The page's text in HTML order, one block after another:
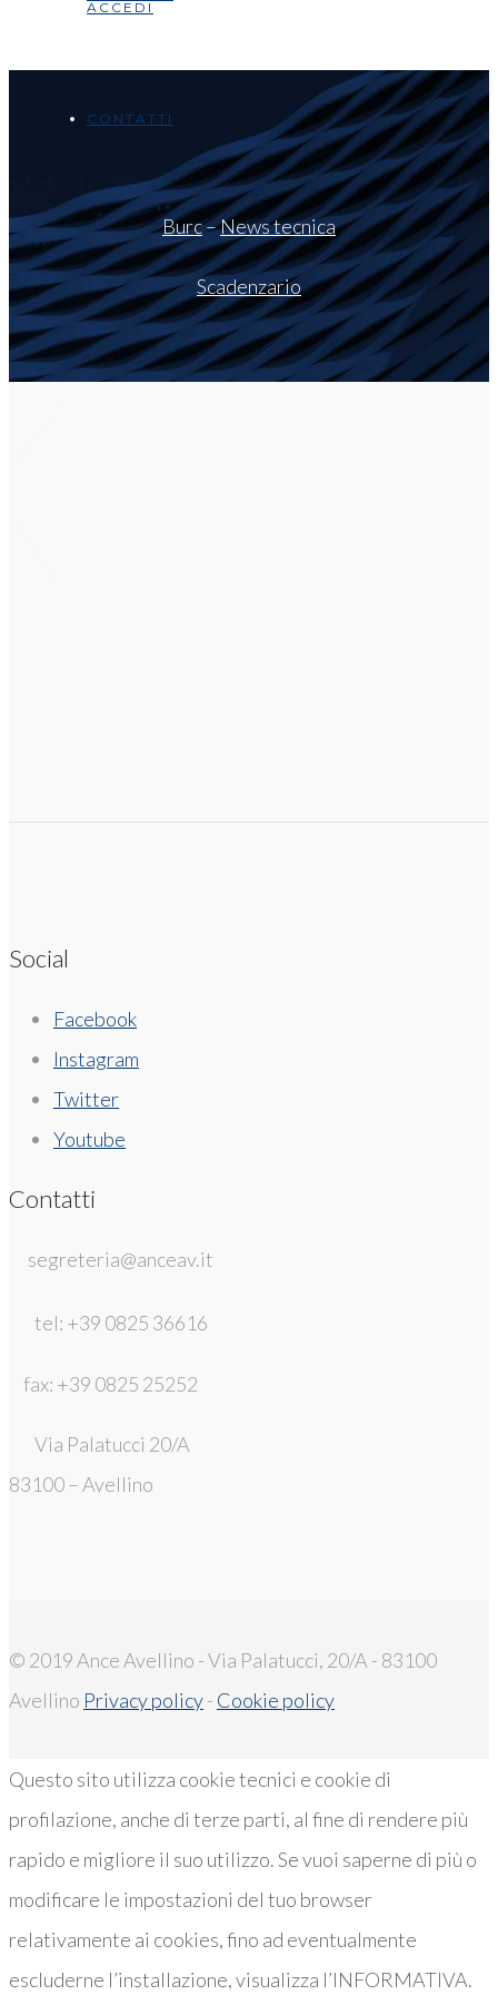
ACCEDI
CONTATTI
Burc–News tecnica
Scadenzario
Social
Facebook
Instagram
Twitter
Youtube
Contatti
segreteria@anceav.it
tel: +39 0825 36616
fax: +39 0825 25252
Via Palatucci 20/A
83100 – Avellino
© 2019 Ance Avellino - Via Palatucci, 20/A - 83100
Avellino Privacy policy- Cookie policy
Questo sito utilizza cookie tecnici e cookie di
profilazione, anche di terze parti, al fine di rendere più
rapido e migliore il suo utilizzo. Se vuoi saperne di più o
modificare le impostazioni del tuo browser
relativamente ai cookies, fino ad eventualmente
escluderne l’installazione, visualizza l’INFORMATIVA.